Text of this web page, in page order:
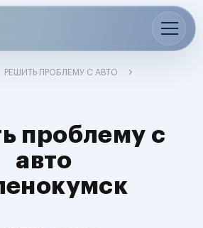
РЕШИТЬ ПРОБЛЕМУ С АВТО
проблему с
авто